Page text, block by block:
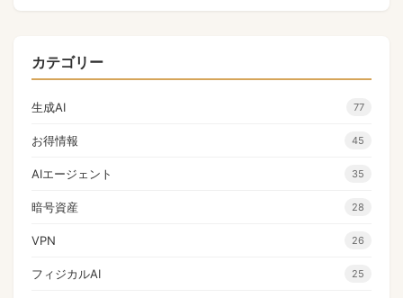
カテゴリー
生成AI 77
お得情報 45
AIエージェント 35
暗号資産 28
VPN 26
フィジカルAI 25